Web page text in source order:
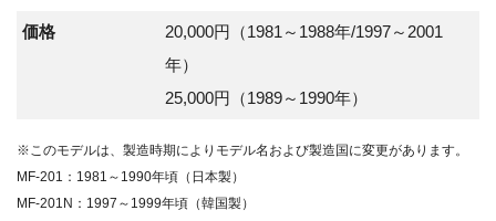
価格
20,000円（1981～1988年/1997～2001
年）
25,000円（1989～1990年）
※このモデルは、製造時期によりモデル名および製造国に変更があります。
MF-201：1981～1990年頃（日本製）
MF-201N：1997～1999年頃（韓国製）